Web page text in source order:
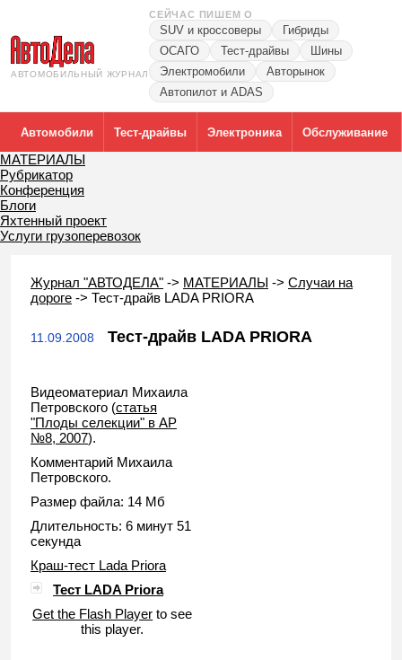
АВТОМОБИЛЬНЫЙ ЖУРНАЛ
СЕЙЧАС ПИШЕМ О
SUV и кроссоверы
Гибриды
ОСАГО
Тест-драйвы
Шины
Электромобили
Авторынок
Автопилот и ADAS
Автомобили Тест-драйвы Электроника Обслуживание
МАТЕРИАЛЫ
Рубрикатор
Конференция
Блоги
Яхтенный проект
Услуги грузоперевозок
Журнал "АВТОДЕЛА" -> МАТЕРИАЛЫ -> Случаи на
дороге -> Тест-драйв LADA PRIORA
11.09.2008 Тест-драйв LADA PRIORA
Видеоматериал Михаила
Петровского (статья
"Плоды селекции" в АР
№8, 2007).
Комментарий Михаила
Петровского.
Размер файла: 14 Мб
Длительность: 6 минут 51
секунда
Краш-тест Lada Priora
Тест LADA Priora
Get the Flash Player to see
this player.